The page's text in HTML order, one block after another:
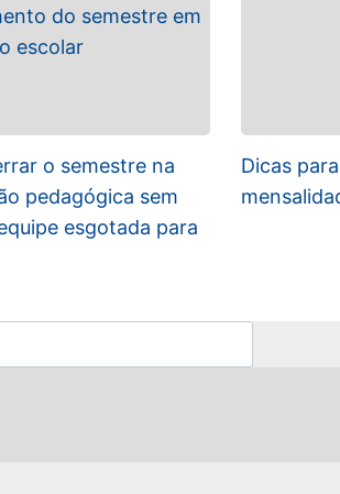
o semestre na
pedagógica sem
esgotada para
Dicas